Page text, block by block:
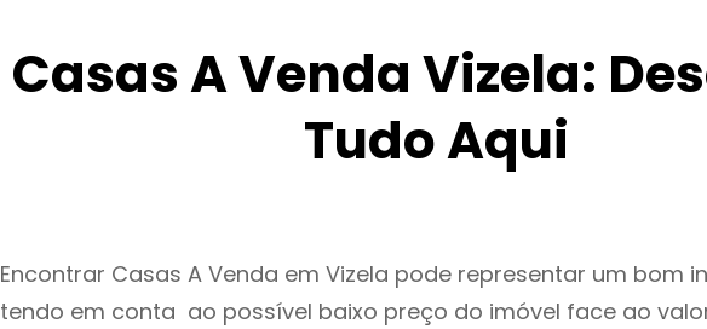
Casas A Venda Vizela:
Tudo Aqui
Encontrar Casas A Venda em Vizela pode representar um bom
tendo em conta ao possível baixo preço do imóvel face ao